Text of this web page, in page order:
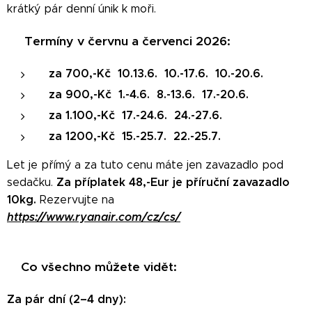
krátký pár denní únik k moři.
Termíny v červnu a červenci 2026:
za 700,-Kč 10.13.6. 10.-17.6. 10.-20.6.
za 900,-Kč 1.-4.6. 8.-13.6. 17.-20.6.
za 1.100,-Kč 17.-24.6. 24.-27.6.
za 1200,-Kč 15.-25.7. 22.-25.7.
Let je přímý a za tuto cenu máte jen zavazadlo pod
sedačku. Za příplatek 48,-Eur je příruční zavazadlo
10kg. Rezervujte na
https://www.ryanair.com/cz/cs/
Co všechno můžete vidět:
Za pár dní (2–4 dny):